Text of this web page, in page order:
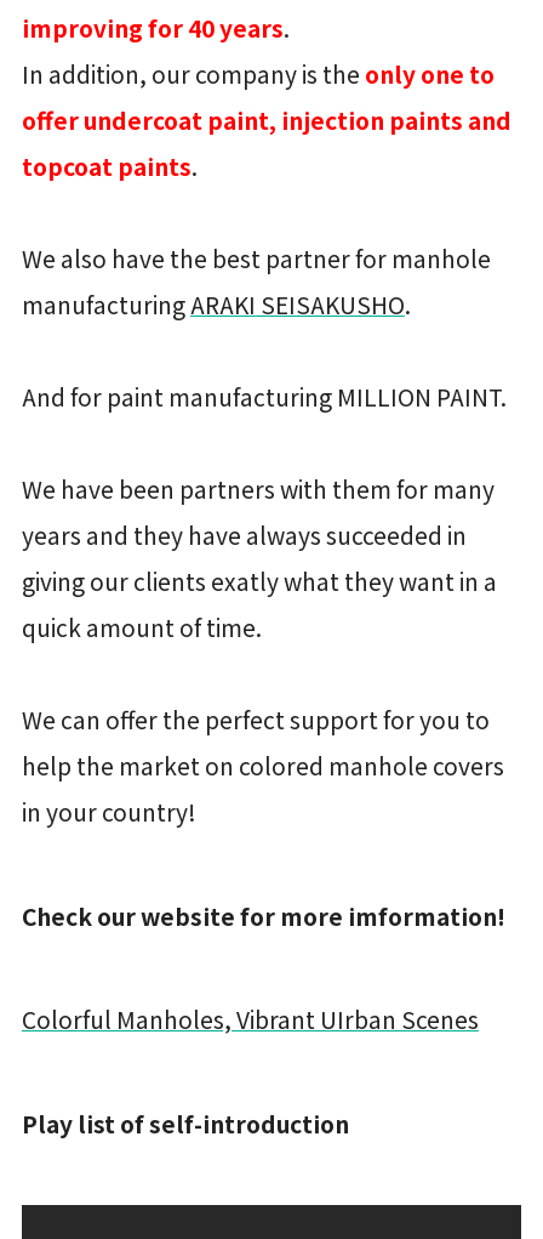
improving for 40 years.
In addition, our company is the only one to
offer undercoat paint, injection paints and
topcoat paints.
We also have the best partner for manhole
manufacturingARAKI SEISAKUSHO.
And for paint manufacturing MILLION PAINT.
We have been partners with them for many
years and they have always succeeded in
giving our clients exatly what they want in a
quick amount of time.
We can offer the perfect support for you to
help the market on colored manhole covers
in your country!
Check our website for more imformation!
Colorful Manholes, Vibrant UIrban Scenes
Play list of self-introduction